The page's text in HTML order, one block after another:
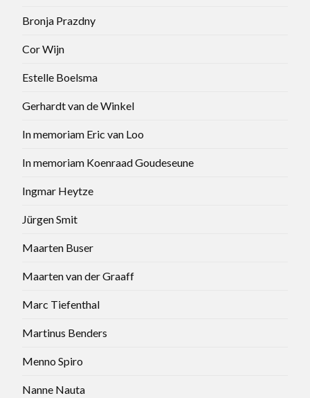
Bronja Prazdny
Cor Wijn
Estelle Boelsma
Gerhardt van de Winkel
In memoriam Eric van Loo
In memoriam Koenraad Goudeseune
Ingmar Heytze
Jürgen Smit
Maarten Buser
Maarten van der Graaff
Marc Tiefenthal
Martinus Benders
Menno Spiro
Nanne Nauta